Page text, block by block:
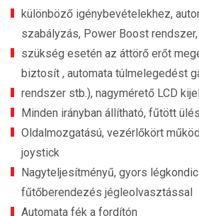
különböző igénybevételekhez,
szabályzás, Power Boost
szükség esetén az áttörő erőt
biztosít , automata túlmelegedést
rendszer stb.), nagymérető LCD
Minden irányban állítható, fűtött
Oldalmozgatású, vezérlőkört
joystick
Nagyteljesítményű, gyors
fűtőberendezés jégleolvasztással
Automata fék a fordítón